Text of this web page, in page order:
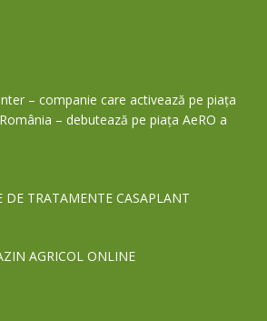
– companie care activează pe piața
– debutează pe piața AeRO a
DE TRATAMENTE CASAPLANT
AGRICOL ONLINE